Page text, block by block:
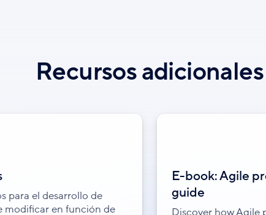
Recursos adicionales
para el desarrollo de
modificar en función de
E-book: Agile
guide
Discover how Agile